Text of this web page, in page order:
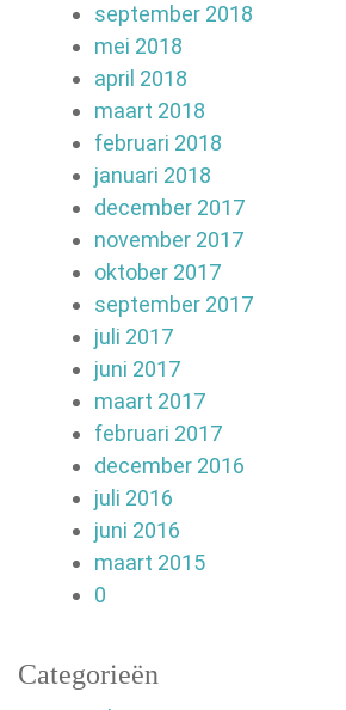
september 2018
mei 2018
april 2018
maart 2018
februari 2018
januari 2018
december 2017
november 2017
oktober 2017
september 2017
juli 2017
juni 2017
maart 2017
februari 2017
december 2016
juli 2016
juni 2016
maart 2015
0
Categorieën